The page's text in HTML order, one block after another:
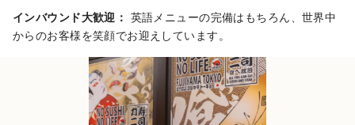
インバウンド大歓迎： 英語メニューの完備はもちろん、世界中
からのお客様を笑顔でお迎えしています。